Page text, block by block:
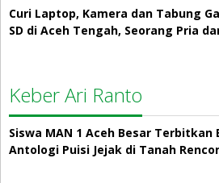
Curi Laptop, Kamera dan Tabung
SD di Aceh Tengah, Seorang Pria
Keber Ari Ranto
Siswa MAN 1 Aceh Besar Terbitkan
Antologi Puisi Jejak di Tanah